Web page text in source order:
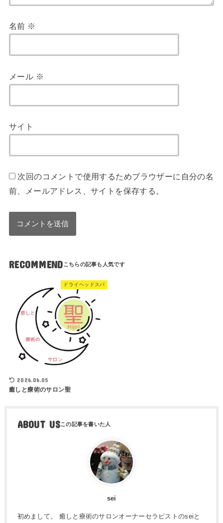
名前 ※
メール ※
サイト
次回のコメントで使用するためブラウザーに自分の名
前、メールアドレス、サイトを保存する。
RECOMMEND
ドライヘッドスパ
2026.06.05
癒しと療術のサロン聖
ABOUT US
sei
初めまして。 癒しと療術のサロンオーナーセラピストのseiと